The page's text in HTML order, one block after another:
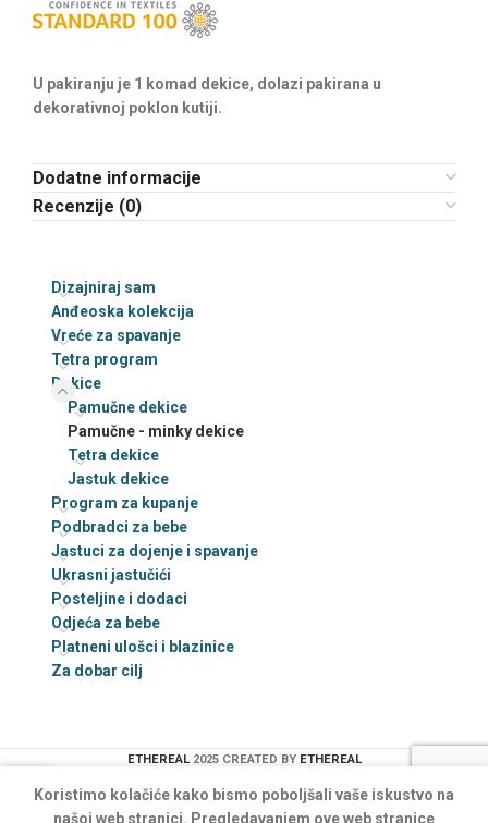
U pakiranju je 1 komad dekice, dolazi pakirana u
dekorativnoj poklon kutiji.
Dodatne informacije
Recenzije (0)
Dizajniraj sam
Anđeoska kolekcija
Vreće za spavanje
Tetra program
Dekice
Pamučne dekice
Pamučne - minky dekice
Tetra dekice
Jastuk dekice
Program za kupanje
Podbradci za bebe
Jastuci za dojenje i spavanje
Ukrasni jastučići
Posteljine i dodaci
Odjeća za bebe
Platneni ulošci i blazinice
Za dobar cilj
ETHEREAL 2025 CREATED BY ETHEREAL
Koristimo kolačiće kako bismo poboljšali vaše iskustvo na
našoj web stranici. Pregledavanjem ove web stranice